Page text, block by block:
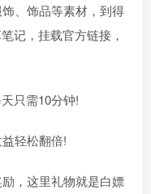
、饰品等素材，到得
记，挂载官方链接，
只需10分钟!
轻松翻倍!
，这里礼物就是白嫖